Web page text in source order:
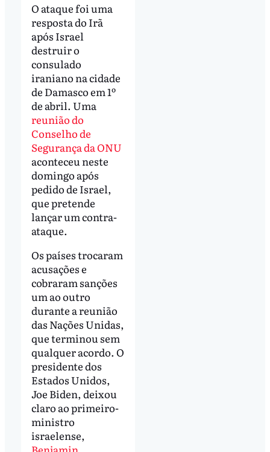
O ataque foi uma
resposta do Irã
após Israel
destruir o
consulado
iraniano na cidade
de Damasco em 1º
de abril. Uma
reunião do
Conselho de
Segurança da ONU
aconteceu neste
domingo após
pedido de Israel,
que pretende
lançar um contra-
ataque.
Os países trocaram
acusações e
cobraram sanções
um ao outro
durante a reunião
das Nações Unidas,
que terminou sem
qualquer acordo. O
presidente dos
Estados Unidos,
Joe Biden, deixou
claro ao primeiro-
ministro
israelense,